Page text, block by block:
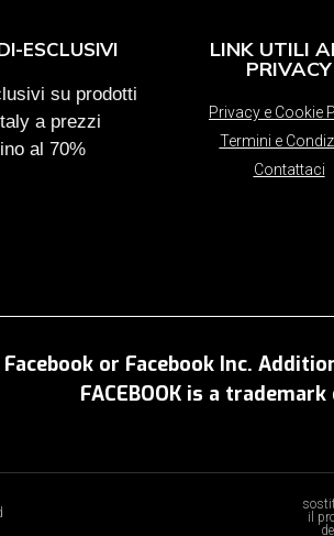
ESCLUSIVI
su prodotti
a prezzi
al 70%
LINK UTILI
PRIVACY
Privacy e Cookie
Termini e
Contattaci
or Facebook Inc.
FACEBOOK is a trademark
il